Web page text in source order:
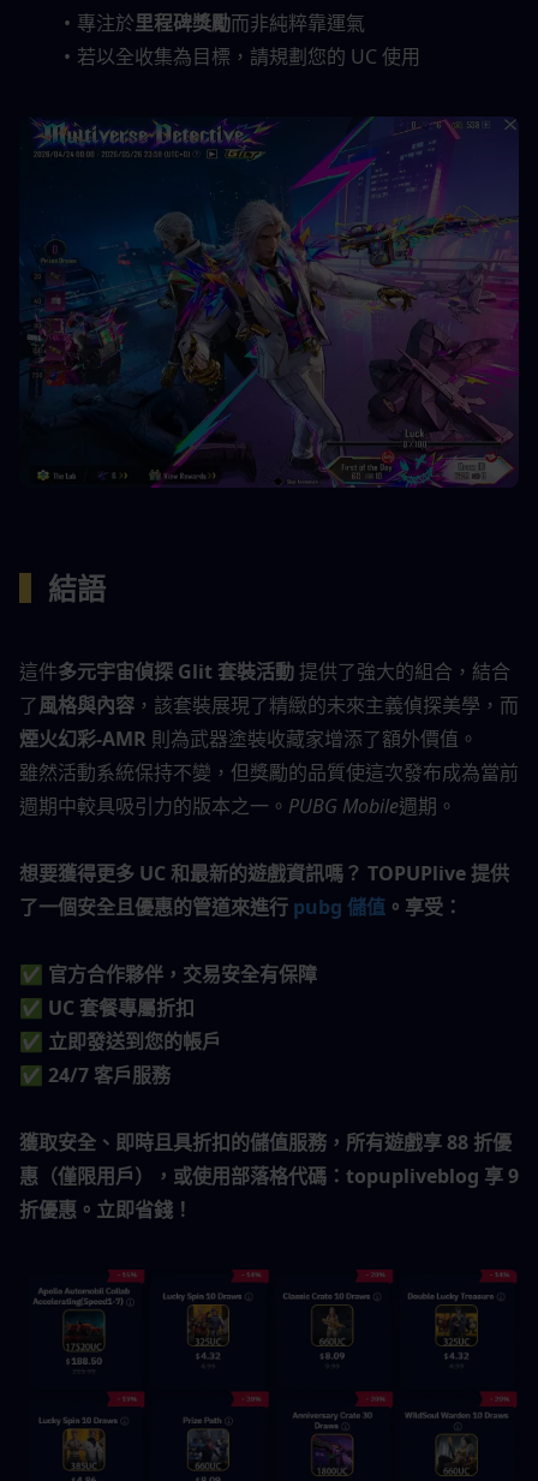
專注於里程碑獎勵而非純粹靠運氣
若以全收集為目標，請規劃您的 UC 使用
結語
這件多元宇宙偵探 Glit 套裝活動 提供了強大的組合，結合
了風格與內容
煙火幻彩-AMR 則為武器塗裝收藏家增添了額外價值。
雖然活動系統保持不變，但獎勵的品質使這次發布成為當前
週期中較具吸引力的版本之一。 PUBG Mobile週期。
想要獲得更多 UC 和最新的遊戲資訊嗎？ TOPUPlive 提供
了一個安全且優惠的管道來進行 pubg 儲值 。享受：
✅ 官方合作夥伴，交易安全有保障
✅ UC 套餐專屬折扣
✅ 立即發送到您的帳戶
✅ 24/7 客戶服務
獲取安全、即時且具折扣的儲值服務，所有遊戲享 88 折優
惠（僅限用戶），或使用部落格代碼：topupliveblog 享 9
折優惠。立即省錢！